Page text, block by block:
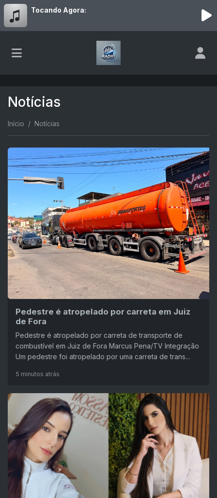
Tocando Agora:
Notícias
Início Notícias
Pedestre é atropelado por carreta em Juiz
de Fora
Pedestre é atropelado por carreta de transporte de
combustível em Juiz de Fora Marcus Pena/TV Integração
Um pedestre foi atropelado por uma carreta de trans...
5 minutos atrás